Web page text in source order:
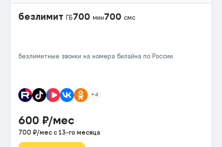
безлимит ГБ700 мин700 смс
безлимитные звонки на номера билайна по России
+4
600 ₽/мес
700 ₽/мес с 13-го месяца